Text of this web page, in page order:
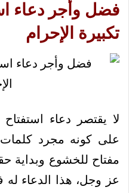
فضل وأجر دعاء
تكبيرة الإحرام
لا يقتصر دعاء استفتاح
على كونه مجرد كلمات
مفتاح للخشوع وبداية
عز وجل، هذا الدعاء